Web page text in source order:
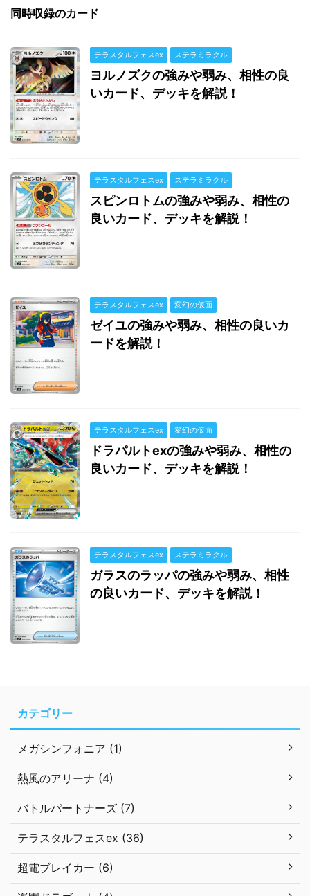
同時収録のカード
テラスタルフェスex ステラミラクル
ヨルノズクの強みや弱み、相性の良
いカード、デッキを解説！
テラスタルフェスex ステラミラクル
スピンロトムの強みや弱み、相性の
良いカード、デッキを解説！
テラスタルフェスex 変幻の仮面
ゼイユの強みや弱み、相性の良いカ
ードを解説！
テラスタルフェスex 変幻の仮面
ドラパルトexの強みや弱み、相性の
良いカード、デッキを解説！
テラスタルフェスex ステラミラクル
ガラスのラッパの強みや弱み、相性
の良いカード、デッキを解説！
カテゴリー
メガシンフォニア (1)
熱風のアリーナ (4)
バトルパートナーズ (7)
テラスタルフェスex (36)
超電ブレイカー (6)